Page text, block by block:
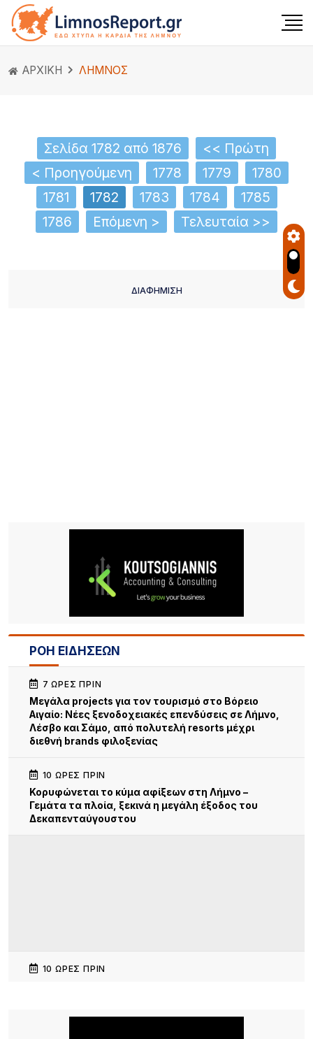
ΑΡΧΙΚΗ ΛΗΜΝΟΣ
Σελίδα 1782 από 1876
<< Πρώτη
< Προηγούμενη
1778 1779
1780
1781
1782 1783 1784
1785
1786
Επόμενη > Τελευταία >>
ΔΙΑΦΗΜΙΣΗ
ΡΟΗ ΕΙΔΗΣΕΩΝ
7 ΏΡΕΣ ΠΡΙΝ
Μεγάλα projects για τον τουρισμό στο Βόρειο
Αιγαίο: Νέες ξενοδοχειακές επενδύσεις σε Λήμνο,
Λέσβο και Σάμο, από πολυτελή resorts μέχρι
διεθνή brands φιλοξενίας
10 ΏΡΕΣ ΠΡΙΝ
Κορυφώνεται το κύμα αφίξεων στη Λήμνο –
Γεμάτα τα πλοία, ξεκινά η μεγάλη έξοδος του
Δεκαπενταύγουστου
10 ΏΡΕΣ ΠΡΙΝ